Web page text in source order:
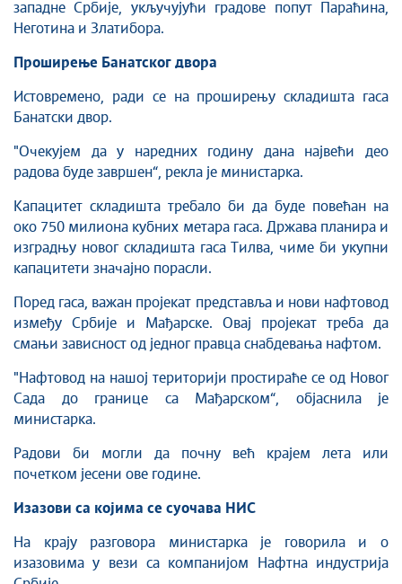
западне Србије, укључујући градове попут Параћина,
Неготина и Златибора.
Проширење Банатског двора
Истовремено, ради се на проширењу складишта гаса
Банатски двор.
"Очекујем да у наредних годину дана највећи део
радова буде завршен“, рекла је министарка.
Капацитет складишта требало би да буде повећан на
око 750 милиона кубних метара гаса. Држава планира и
изградњу новог складишта гаса Тилва, чиме би укупни
капацитети значајно порасли.
Поред гаса, важан пројекат представља и нови нафтовод
између Србије и Мађарске. Овај пројекат треба да
смањи зависност од једног правца снабдевања нафтом.
"Нафтовод на нашој територији простираће се од Новог
Сада до границе са Мађарском“, објаснила је
министарка.
Радови би могли да почну већ крајем лета или
почетком јесени ове године.
Изазови са којима се суочава НИС
На крају разговора министарка је говорила и о
изазовима у вези са компанијом Нафтна индустрија